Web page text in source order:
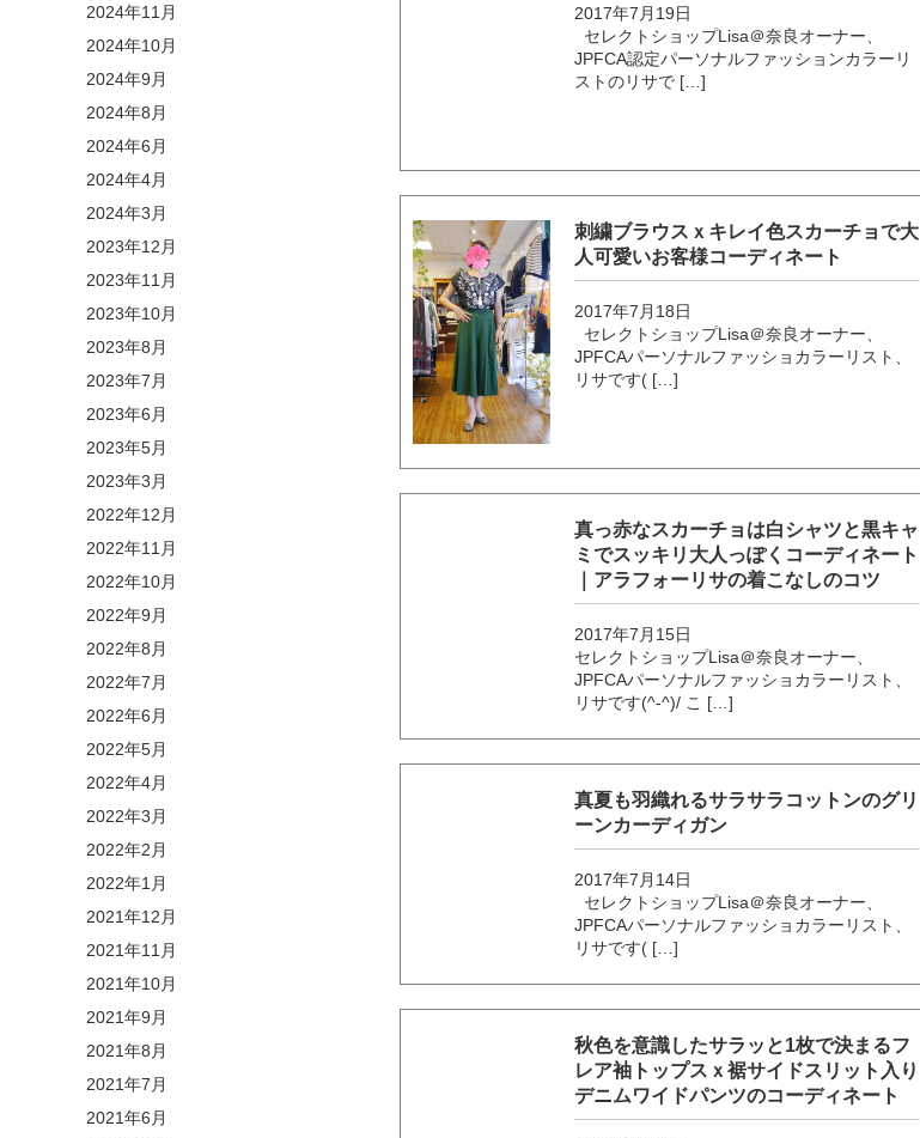
2017年7月19日
セレクトショップLisa＠奈良オーナー、
JPFCA認定パーソナルファッションカラーリ
ストのリサで […]
刺繍ブラウスｘキレイ色スカーチョで大
人可愛いお客様コーディネート
2017年7月18日
セレクトショップLisa＠奈良オーナー、
JPFCAパーソナルファッショカラーリスト、
リサです( […]
真っ赤なスカーチョは白シャツと黒キャ
ミでスッキリ大人っぽくコーディネート
｜アラフォーリサの着こなしのコツ
2017年7月15日
セレクトショップLisa＠奈良オーナー、
JPFCAパーソナルファッショカラーリスト、
リサです(^-^)/ こ […]
真夏も羽織れるサラサラコットンのグリ
ーンカーディガン
2017年7月14日
セレクトショップLisa＠奈良オーナー、
JPFCAパーソナルファッショカラーリスト、
リサです( […]
秋色を意識したサラッと1枚で決まるフ
レア袖トップスｘ裾サイドスリット入り
デニムワイドパンツのコーディネート
2024年11月
2024年10月
2024年9月
2024年8月
2024年6月
2024年4月
2024年3月
2023年12月
2023年11月
2023年10月
2023年8月
2023年7月
2023年6月
2023年5月
2023年3月
2022年12月
2022年11月
2022年10月
2022年9月
2022年8月
2022年7月
2022年6月
2022年5月
2022年4月
2022年3月
2022年2月
2022年1月
2021年12月
2021年11月
2021年10月
2021年9月
2021年8月
2021年7月
2021年6月